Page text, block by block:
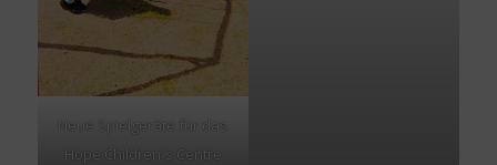
Neue Spielgeräte für das
Hope Children´s Centre